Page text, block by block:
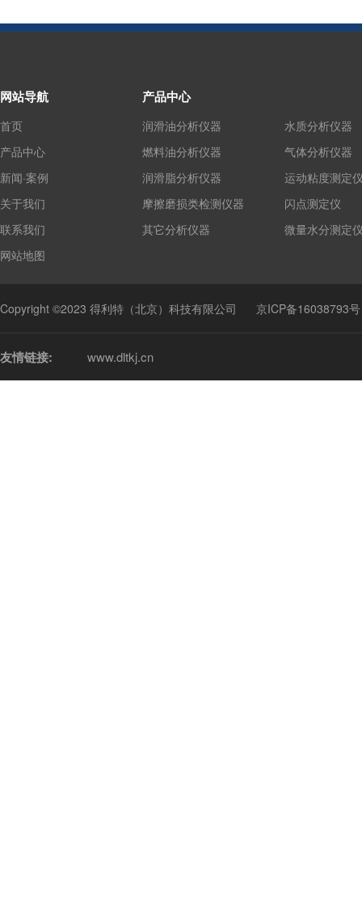
网站导航
首页
产品中心
新闻·案例
关于我们
联系我们
网站地图
产品中心
润滑油分析仪器
燃料油分析仪器
润滑脂分析仪器
摩擦磨损类检测仪器
其它分析仪器
水质分析仪器
气体分析仪器
运动粘度测定
闪点测定仪
微量水分测定
Copyright ©2023 得利特（北京）科技有限公司 京ICP备16038793号
友情链接: www.dltkj.cn